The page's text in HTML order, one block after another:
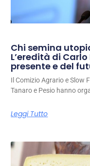
Chi semina
L’eredità di
presente e del
Il Comizio Agrario e Slow
Tanaro e Pesio hanno
Leggi Tutto